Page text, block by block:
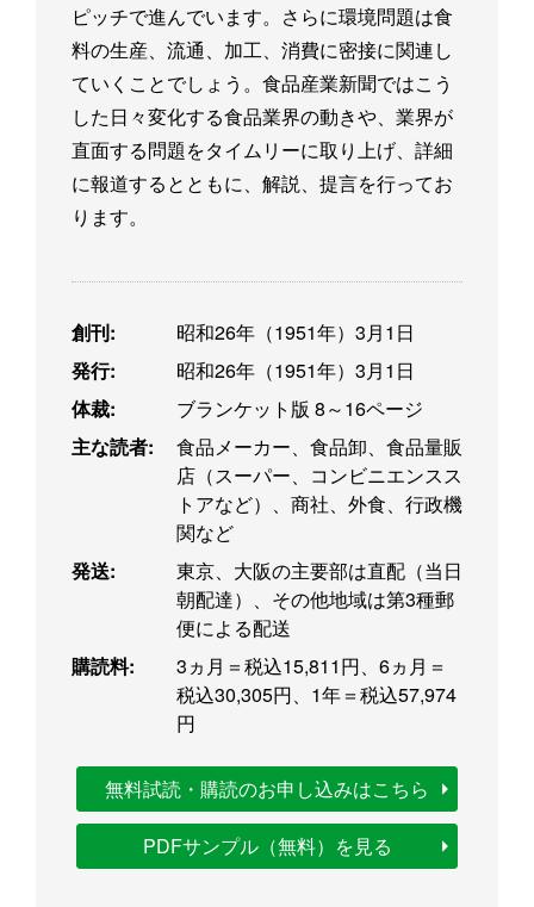
ピッチで進んでいます。さらに環境問題は食
料の生産、流通、加工、消費に密接に関連し
ていくことでしょう。食品産業新聞ではこう
した日々変化する食品業界の動きや、業界が
直面する問題をタイムリーに取り上げ、詳細
に報道するとともに、解説、提言を行ってお
ります。
創刊:
昭和26年（1951年）3月1日
発行:
昭和26年（1951年）3月1日
体裁:
ブランケット版 8～16ページ
主な読者:
食品メーカー、食品卸、食品量販
店（スーパー、コンビニエンスス
トアなど）、商社、外食、行政機
関など
発送:
東京、大阪の主要部は直配（当日
朝配達）、その他地域は第3種郵
便による配送
購読料:
3ヵ月＝税込15,811円、6ヵ月＝
税込30,305円、1年＝税込57,974
円
無料試読・購読のお申し込みはこちら
PDFサンプル（無料）を見る